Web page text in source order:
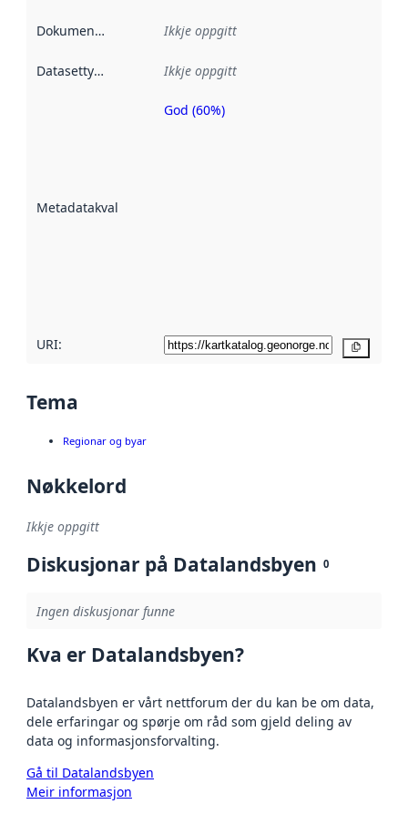
Dokumentasjon Ikkje oppgitt
Datasettype Ikkje oppgitt
Metadatakvalitet
Metadatakvalitet
God (60%)
URI:
Tema
Regionar og byar
Nøkkelord
Ikkje oppgitt
Diskusjonar på Datalandsbyen 0
Ingen diskusjonar funne
Kva er Datalandsbyen?
Datalandsbyen er vårt nettforum der du kan be om data,
dele erfaringar og spørje om råd som gjeld deling av
data og informasjonsforvalting.
Gå til Datalandsbyen
Meir informasjon